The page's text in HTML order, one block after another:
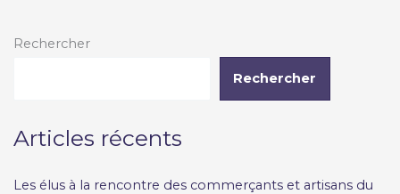
Rechercher
Rechercher
Articles récents
Les élus à la rencontre des commerçants et artisans du